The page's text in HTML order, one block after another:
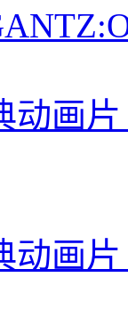
动画
动画